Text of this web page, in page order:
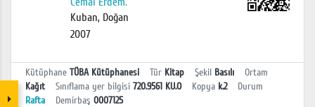
Kuban, Doğan
2007
Kütüphane TÜBA Kütüphanesi Tür Kitap Şekil Basılı
Ortam
Kağıt
Sınıflama yer bilgisi 720.9561 KU.O Kopya k.2
Durum
Rafta
Demirbaş 0007125